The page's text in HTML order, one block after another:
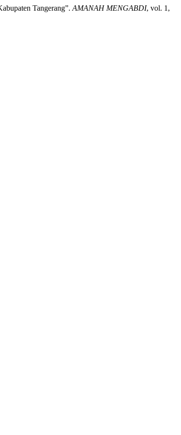
Tangerang”. AMANAH MENGABDI, vol. 1,